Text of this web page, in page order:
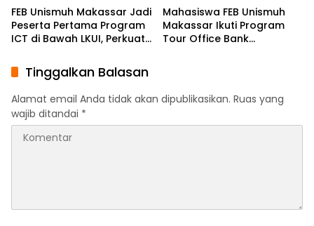
SDN 7 Sungai Danau.
FEB Unismuh Makassar Jadi
Peserta Pertama Program
ICT di Bawah LKUI, Perkuat
Mahasiswa FEB Unismuh
Makassar Ikuti Program
Tour Office Bank
Tinggalkan Balasan
Alamat email Anda tidak akan dipublikasikan. Ruas yang
wajib ditandai *